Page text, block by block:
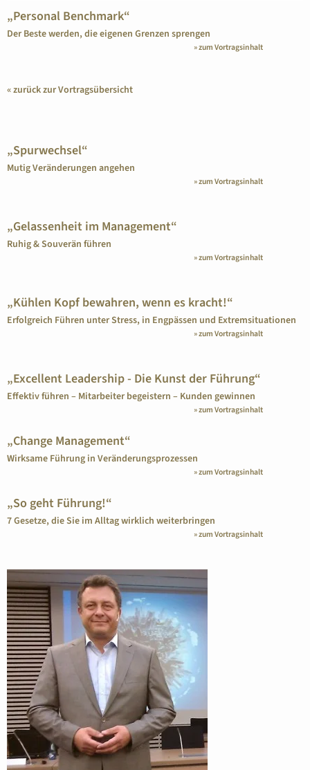
„Personal Benchmark“
Der Beste werden, die eigenen Grenzen sprengen
» zum Vortragsinhalt
« zurück zur Vortragsübersicht
„Spurwechsel“
Mutig Veränderungen angehen
» zum Vortragsinhalt
„Gelassenheit im Management“
Ruhig & Souverän führen
» zum Vortragsinhalt
„Kühlen Kopf bewahren, wenn es kracht!“
Erfolgreich Führen unter Stress, in Engpässen und Extremsituationen
» zum Vortragsinhalt
„Excellent Leadership - Die Kunst der Führung“
Effektiv führen – Mitarbeiter begeistern – Kunden gewinnen
» zum Vortragsinhalt
„Change Management“
Wirksame Führung in Veränderungsprozessen
» zum Vortragsinhalt
„So geht Führung!“
7 Gesetze, die Sie im Alltag wirklich weiterbringen
» zum Vortragsinhalt